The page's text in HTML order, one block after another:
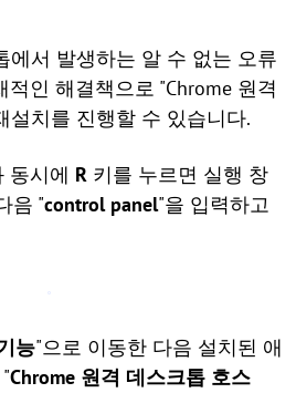
에서 발생하는 알 수 없는 오류
인 해결책으로 "Chrome 원격
설치를 진행할 수 있습니다.
동시에 R 키를 누르면 실행 창
음 "control panel"을 입력하고
능"으로 이동한 다음 설치된 애
Chrome 원격 데스크톱 호스